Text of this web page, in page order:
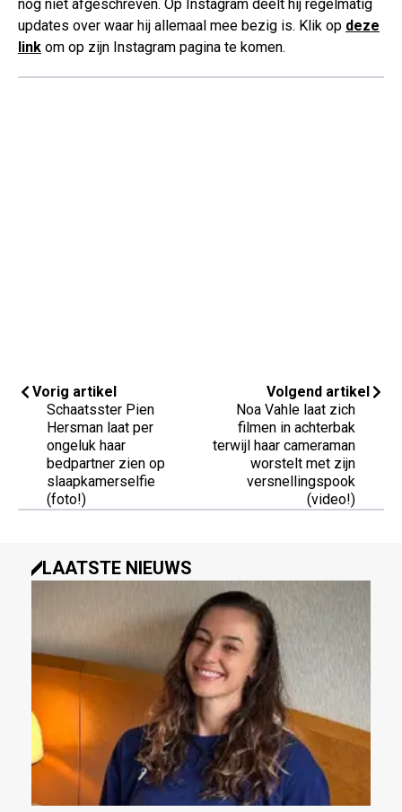
nog niet afgeschreven. Op Instagram deelt hij regelmatig
updates over waar hij allemaal mee bezig is. Klik op deze
link om op zijn Instagram pagina te komen.
Vorig artikel
Schaatsster Pien
Hersman laat per
ongeluk haar
bedpartner zien op
slaapkamerselfie
(foto!)
Volgend artikel
Noa Vahle laat zich
filmen in achterbak
terwijl haar cameraman
worstelt met zijn
versnellingspook
(video!)
LAATSTE NIEUWS